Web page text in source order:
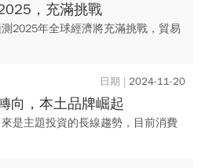
，充滿挑戰
2025年全球經濟將充滿挑戰，貿易
2024-11-20
向，本土品牌崛起
是主題投資的長線趨勢，目前消費